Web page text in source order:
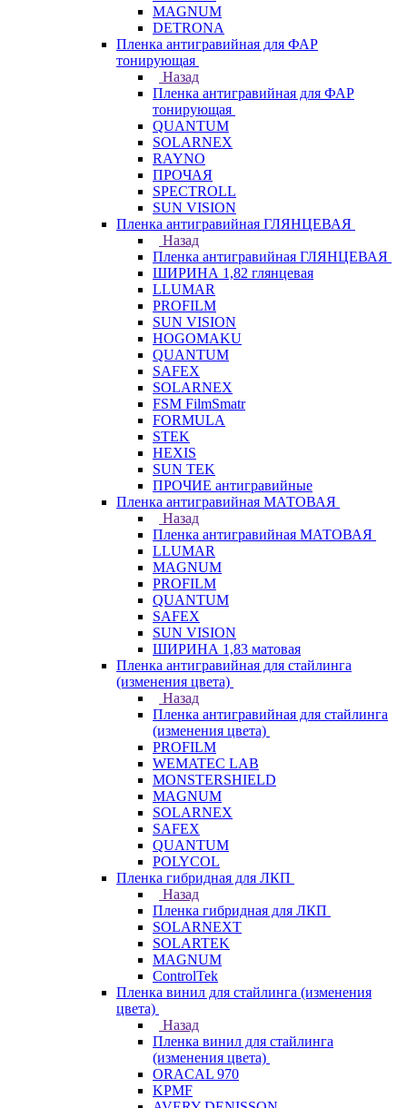
MAGNUM
DETRONA
Пленка антигравийная для ФАР
тонирующая
Назад
Пленка антигравийная для ФАР
тонирующая
QUANTUM
SOLARNEX
RAYNO
ПРОЧАЯ
SPECTROLL
SUN VISION
Пленка антигравийная ГЛЯНЦЕВАЯ
Назад
Пленка антигравийная ГЛЯНЦЕВАЯ
ШИРИНА 1,82 глянцевая
LLUMAR
PROFILM
SUN VISION
HOGOMAKU
QUANTUM
SAFEX
SOLARNEX
FSM FilmSmatr
FORMULA
STEK
HEXIS
SUN TEK
ПРОЧИЕ антигравийные
Пленка антигравийная МАТОВАЯ
Назад
Пленка антигравийная МАТОВАЯ
LLUMAR
MAGNUM
PROFILM
QUANTUM
SAFEX
SUN VISION
ШИРИНА 1,83 матовая
Пленка антигравийная для стайлинга
(изменения цвета)
Назад
Пленка антигравийная для стайлинга
(изменения цвета)
PROFILM
WEMATEC LAB
MONSTERSHIELD
MAGNUM
SOLARNEX
SAFEX
QUANTUM
POLYCOL
Пленка гибридная для ЛКП
Назад
Пленка гибридная для ЛКП
SOLARNEXT
SOLARTEK
MAGNUM
ControlTek
Пленка винил для стайлинга (изменения
цвета)
Назад
Пленка винил для стайлинга
(изменения цвета)
ORACAL 970
KPMF